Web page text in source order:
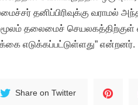
தனிப்பிரிவுக்கு வராமல்
தலைமைச் செயலகத்திற்குள்
எடுக்கப்பட்டுள்ளது” என்றனர்.
Share on Twitter